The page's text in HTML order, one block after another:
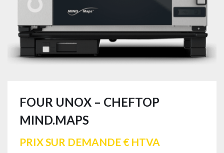
FOUR UNOX – CHEFTOP
MIND.MAPS
PRIX SUR DEMANDE € HTVA